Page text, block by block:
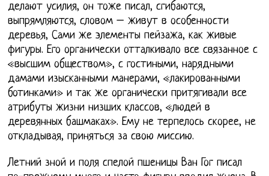
делают усилия, он тоже писал, сгибаются,
выпрямляются, словом – живут в особенности
деревья, Сами же элементы пейзажа, как живые
фигуры. Его органически отталкивало все связанное с
«высшим обществом», с гостиными, нарядными
дамами изысканными манерами, «лакированными
ботинками» и так же органически притягивали все
атрибуты жизни низших классов, «людей в
деревянных башмаках». Ему не терпелось скорее, не
откладывая, приняться за свою миссию.
Летний зной и поля спелой пшеницы Ван Гог писал